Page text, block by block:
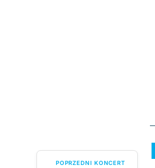
POPRZEDNI KONCERT